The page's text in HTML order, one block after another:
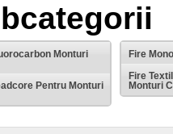
Monturi
Pentru Monturi
Fire
Fire
Monturi